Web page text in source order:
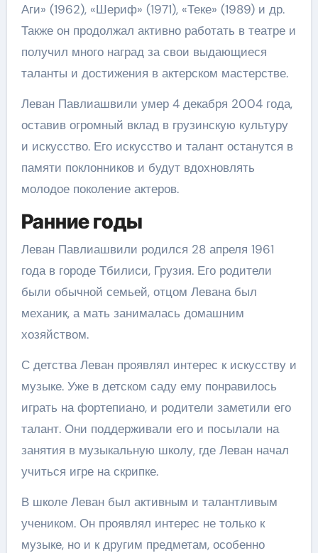
Аги» (1962), «Шериф» (1971), «Теке» (1989) и др.
Также он продолжал активно работать в театре и
получил много наград за свои выдающиеся
таланты и достижения в актерском мастерстве.
Леван Павлиашвили умер 4 декабря 2004 года,
оставив огромный вклад в грузинскую культуру
и искусство. Его искусство и талант останутся в
памяти поклонников и будут вдохновлять
молодое поколение актеров.
Ранние годы
Леван Павлиашвили родился 28 апреля 1961
года в городе Тбилиси, Грузия. Его родители
были обычной семьей, отцом Левана был
механик, а мать занималась домашним
хозяйством.
С детства Леван проявлял интерес к искусству и
музыке. Уже в детском саду ему понравилось
играть на фортепиано, и родители заметили его
талант. Они поддерживали его и посылали на
занятия в музыкальную школу, где Леван начал
учиться игре на скрипке.
В школе Леван был активным и талантливым
учеником. Он проявлял интерес не только к
музыке, но и к другим предметам, особенно